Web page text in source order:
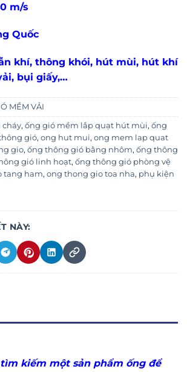
m/s
Quốc
khí, thông khói, hút mùi, hút khí
bụi giấy,…
MỀM VẢI
cháy, ống gió mềm lắp quạt hút mùi, ống
gió, ong hut mui, ong mem lap quat
gio, ống thông gió bằng nhôm, ống thông
gió linh hoạt, ống thông gió phòng vệ
tang ham, ong thong gio toa nha, phụ kiện
NÀY:
kiếm một sản phẩm ống để